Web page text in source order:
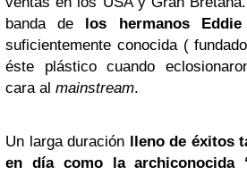
banda de los hermanos
suficientemente conocida (
éste plástico cuando
cara al mainstream.
Un larga duración lleno de éxitos
en día como la archiconocida